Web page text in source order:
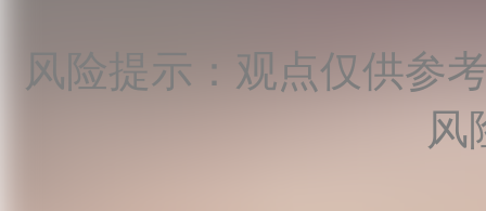
风险提示：观点仅供参
风